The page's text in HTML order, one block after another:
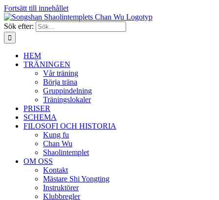
Fortsätt till innehållet
Sök efter:
HEM
TRÄNINGEN
Vår träning
Börja träna
Gruppindelning
Träningslokaler
PRISER
SCHEMA
FILOSOFI OCH HISTORIA
Kung fu
Chan Wu
Shaolintemplet
OM OSS
Kontakt
Mästare Shi Yongting
Instruktörer
Klubbregler